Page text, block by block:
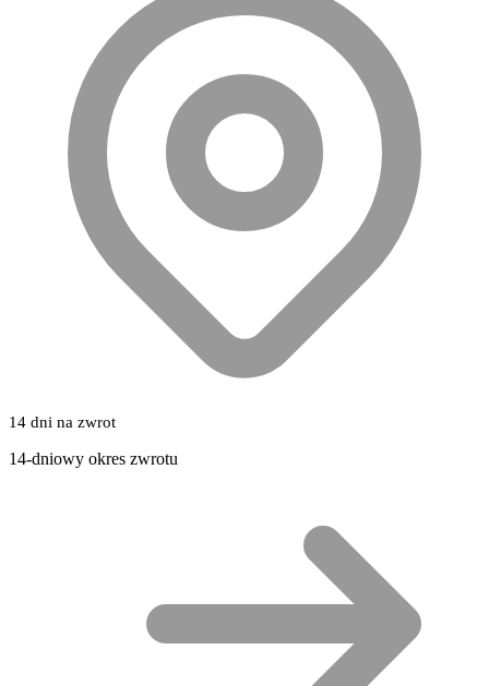
14 dni na zwrot
14-dniowy okres zwrotu